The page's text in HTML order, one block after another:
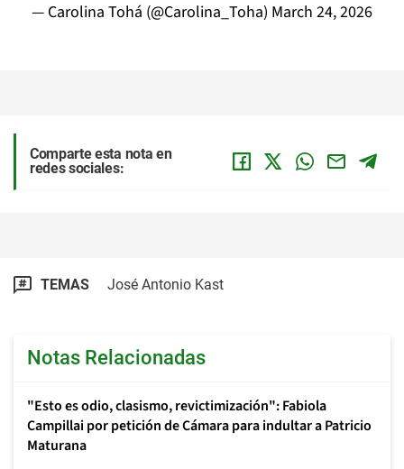
— Carolina Tohá (@Carolina_Toha) March 24, 2026
Comparte esta nota en
redes sociales:
TEMAS José Antonio Kast
Notas Relacionadas
"Esto es odio, clasismo, revictimización": Fabiola
Campillai por petición de Cámara para indultar a Patricio
Maturana